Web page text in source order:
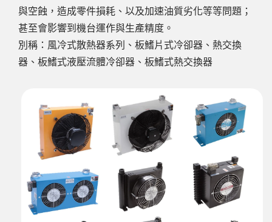
與空蝕，造成零件損耗、以及加速油質劣化等等問題；
甚至會影響到機台運作與生產精度。
別稱：風冷式散熱器系列、板鰭片式冷卻器、熱交換
器、板鰭式液壓流體冷卻器、板鰭式熱交換器